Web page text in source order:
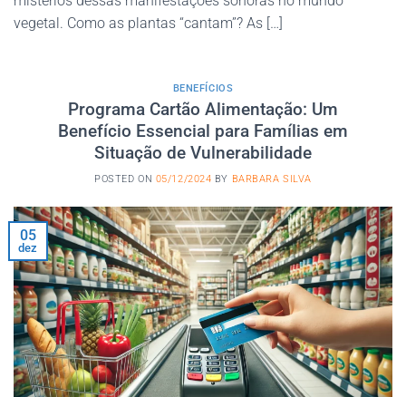
vegetal. Como as plantas “cantam”? As […]
BENEFÍCIOS
Programa Cartão Alimentação: Um
Benefício Essencial para Famílias em
Situação de Vulnerabilidade
POSTED ON 05/12/2024 BY BARBARA SILVA
05
dez